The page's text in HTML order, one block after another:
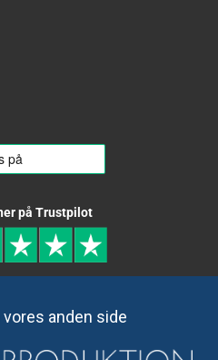
på Trustpilot
anden side